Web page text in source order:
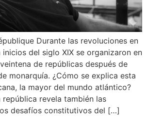
Durante las revoluciones en
inicios del siglo XIX se organizaron en
de repúblicas después de
monarquía. ¿Cómo se explica esta
la mayor del mundo atlántico?
revela también las
desafíos constitutivos del […]